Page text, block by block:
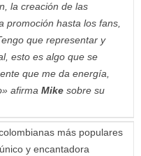
la creación de las
promoción hasta los fans,
que representar y
esto es algo que se
que me da energía,
afirma Mike sobre su
más populares
y encantadora